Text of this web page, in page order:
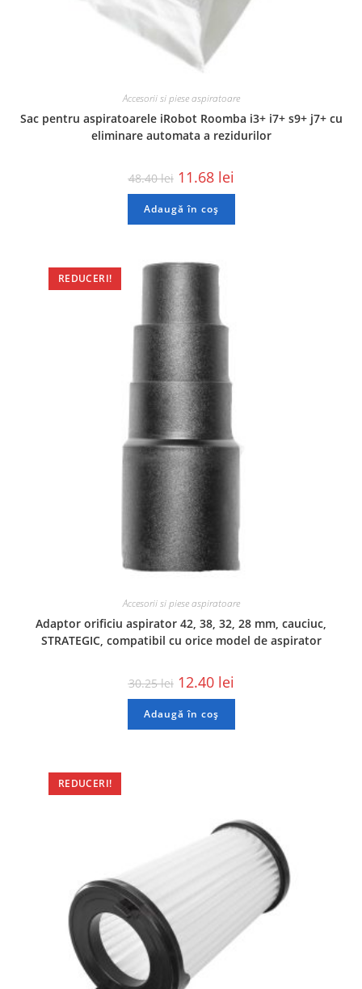
Accesorii si piese aspiratoare
Sac pentru aspiratoarele iRobot Roomba i3+ i7+ s9+ j7+ cu
eliminare automata a rezidurilor
48.40lei 11.68 lei
Adaugă în coș
REDUCERI!
Accesorii si piese aspiratoare
Adaptor orificiu aspirator 42, 38, 32, 28 mm, cauciuc,
STRATEGIC, compatibil cu orice model de aspirator
30.25lei 12.40 lei
Adaugă în coș
REDUCERI!